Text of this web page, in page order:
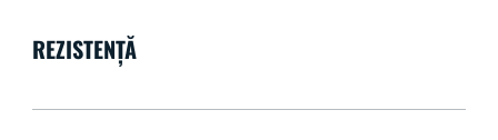
REZISTENȚĂ